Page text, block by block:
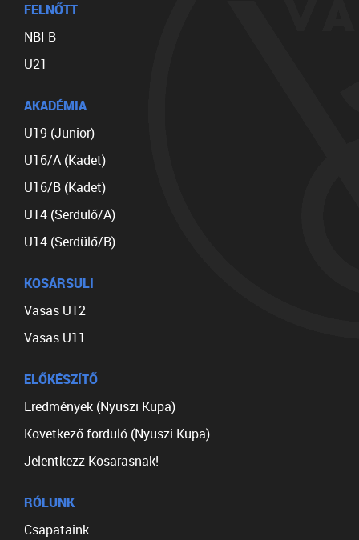
FELNŐTT
NBI B
U21
AKADÉMIA
U19 (Junior)
U16/A (Kadet)
U16/B (Kadet)
U14 (Serdülő/A)
U14 (Serdülő/B)
KOSÁRSULI
Vasas U12
Vasas U11
ELŐKÉSZÍTŐ
Eredmények (Nyuszi Kupa)
Következő forduló (Nyuszi Kupa)
Jelentkezz Kosarasnak!
RÓLUNK
Csapataink